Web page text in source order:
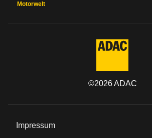
Motorwelt
©2026ADAC
Impressum